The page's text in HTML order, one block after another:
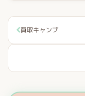
買取キャンプ